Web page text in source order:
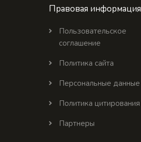
Правовая информация
Пользовательское
соглашение
Политика сайта
Персональные данные
Политика цитирования
Партнеры